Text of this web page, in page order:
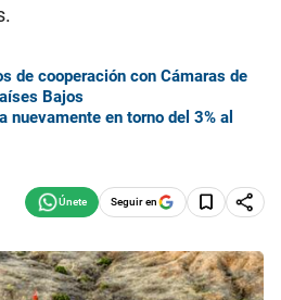
de cooperación con Cámaras de
Bajos
nuevamente en torno del 3% al
Seguir en